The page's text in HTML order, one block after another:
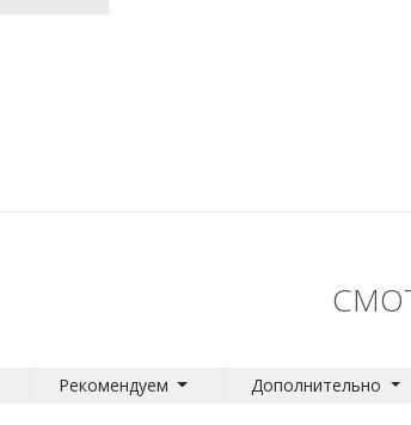
Рекомендуем Дополнительно